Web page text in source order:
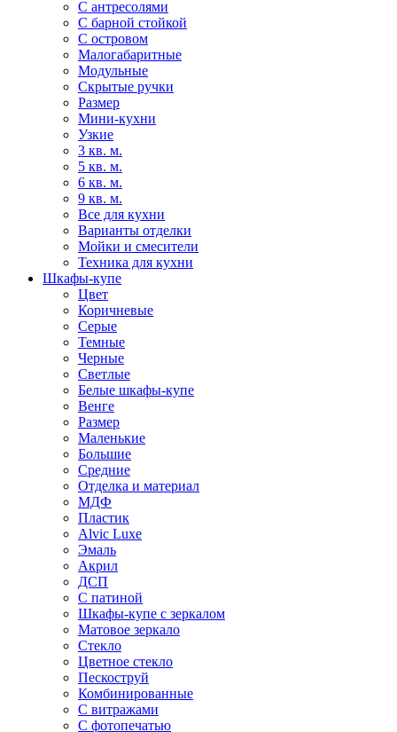
С антресолями
С барной стойкой
С островом
Малогабаритные
Модульные
Скрытые ручки
Размер
Мини-кухни
Узкие
3 кв. м.
5 кв. м.
6 кв. м.
9 кв. м.
Все для кухни
Варианты отделки
Мойки и смесители
Техника для кухни
Шкафы-купе
Цвет
Коричневые
Серые
Темные
Черные
Светлые
Белые шкафы-купе
Венге
Размер
Маленькие
Большие
Средние
Отделка и материал
МДФ
Пластик
Alvic Luxe
Эмаль
Акрил
ДСП
С патиной
Шкафы-купе с зеркалом
Матовое зеркало
Стекло
Цветное стекло
Пескоструй
Комбинированные
С витражами
С фотопечатью